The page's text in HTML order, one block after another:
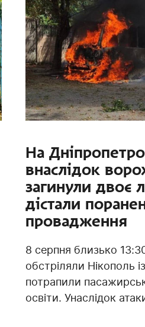
На
внаслідок
загинули двоє
дістали
провадження
8 серпня близько
обстріляли Нікополь
потрапили
освіти. Унаслідок